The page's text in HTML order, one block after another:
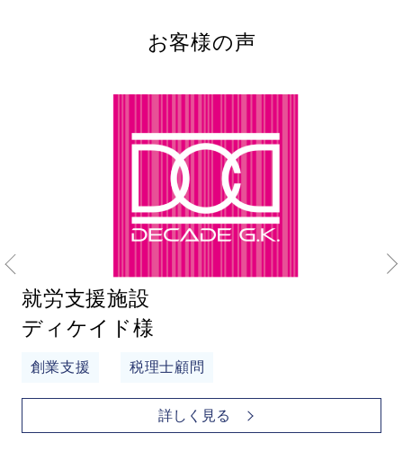
お客様の声
就労支援施設
ディケイド様
創業支援 税理士顧問
詳しく見る